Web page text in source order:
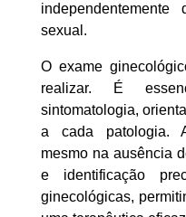
sexual.
O exame
realizar. É
sintomatologia,
a cada patologia.
mesmo na ausência
e identificação
ginecológicas,